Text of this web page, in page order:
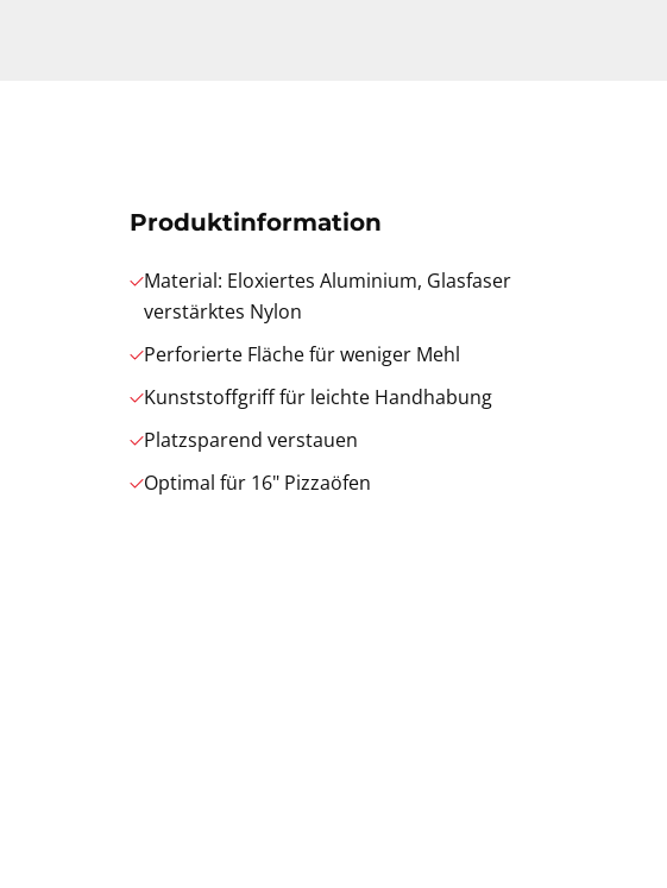
Produktinformation
Material: Eloxiertes Aluminium, Glasfaser
verstärktes Nylon
Perforierte Fläche für weniger Mehl
Kunststoffgriff für leichte Handhabung
Platzsparend verstauen
Optimal für 16" Pizzaöfen